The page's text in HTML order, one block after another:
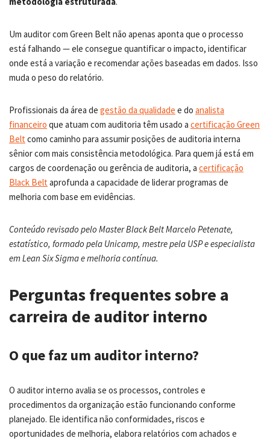
Um auditor com Green Belt não apenas aponta que o processo
está falhando — ele consegue quantificar o impacto, identificar
onde está a variação e recomendar ações baseadas em dados. Isso
muda o peso do relatório.
Profissionais da área de gestão da qualidade e do analista
financeiro que atuam com auditoria têm usado a certificação Green
Belt como caminho para assumir posições de auditoria interna
sênior com mais consistência metodológica. Para quem já está em
cargos de coordenação ou gerência de auditoria, a certificação
Black Belt aprofunda a capacidade de liderar programas de
melhoria com base em evidências.
Conteúdo revisado pelo Master Black Belt Marcelo Petenate,
estatístico, formado pela Unicamp, mestre pela USP e especialista
em Lean Six Sigma e melhoria contínua.
Perguntas frequentes sobre a
carreira de auditor interno
O que faz um auditor interno?
O auditor interno avalia se os processos, controles e
procedimentos da organização estão funcionando conforme
planejado. Ele identifica não conformidades, riscos e
oportunidades de melhoria, elabora relatórios com achados e